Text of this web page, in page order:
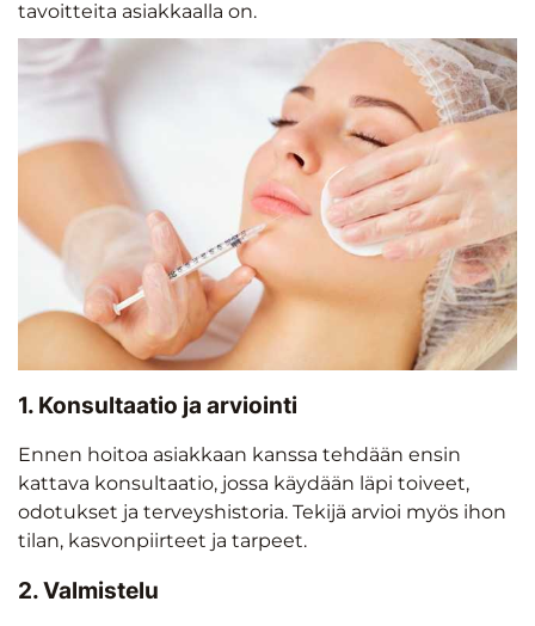
tavoitteita asiakkaalla on.
1. Konsultaatio ja arviointi
Ennen hoitoa asiakkaan kanssa tehdään ensin
kattava konsultaatio, jossa käydään läpi toiveet,
odotukset ja terveyshistoria. Tekijä arvioi myös ihon
tilan, kasvonpiirteet ja tarpeet.
2. Valmistelu